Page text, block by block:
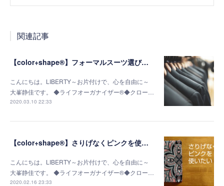
関連記事
【color+shape®】フォーマルスーツ選びの成功の秘訣は「似合う明るさ」がポイント
こんにちは。LIBERTY～お片付けで、心を自由に～
大峯静佳です。 ◆ライフオーガナイザー®◆クロー…
2020.03.10 22:33
【color+shape®】さりげなくピンクを使いたい！40歳からの大人コーデ
こんにちは。LIBERTY～お片付けで、心を自由に～
大峯静佳です。 ◆ライフオーガナイザー®◆クロー…
2020.02.16 23:33